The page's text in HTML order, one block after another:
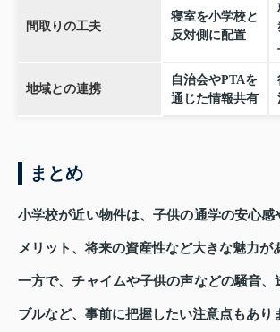
間取りの工夫
寝室を小学校と
反対側に配置
地域との連携
自治会やPTAを
通じた情報共有
まとめ
小学校が近い物件は、子供の通学の安心感
メリット、将来の資産性など大きな魅力が
一方で、チャイムや子供の声などの騒音、
ブルなど、事前に把握したい注意点もあり